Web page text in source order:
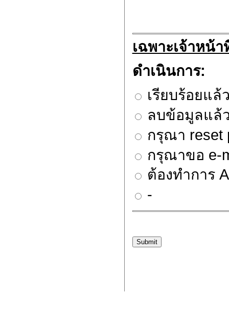
เฉพาะเจ้าหน้
ดำเนินการ:
เรียบร้อยแล้
ลบข้อมูลแล้
กรุณา reset
กรุณาขอ e-
ต้องทำการ
-